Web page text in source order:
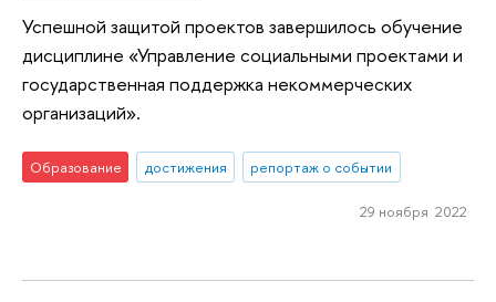
Успешной защитой проектов завершилось обучение
дисциплине «Управление социальными проектами и
государственная поддержка некоммерческих
организаций».
Образование достижения репортаж о событии
29 ноября 2022